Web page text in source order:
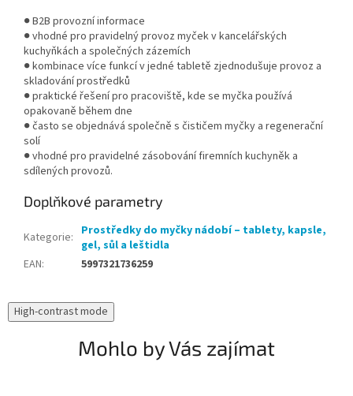
● B2B provozní informace
● vhodné pro pravidelný provoz myček v kancelářských
kuchyňkách a společných zázemích
● kombinace více funkcí v jedné tabletě zjednodušuje provoz a
skladování prostředků
● praktické řešení pro pracoviště, kde se myčka používá
opakovaně během dne
● často se objednává společně s čističem myčky a regenerační
solí
● vhodné pro pravidelné zásobování firemních kuchyněk a
sdílených provozů.
Doplňkové parametry
Kategorie: Prostředky do myčky nádobí – tablety, kapsle,
gel, sůl a leštidla
EAN: 5997321736259
High-contrast mode
Mohlo by Vás zajímat